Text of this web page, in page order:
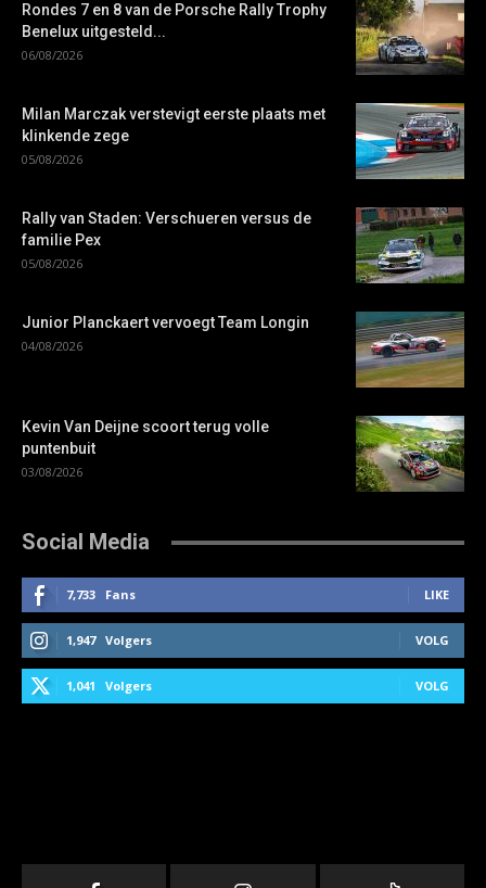
Rondes 7 en 8 van de Porsche Rally Trophy
Benelux uitgesteld...
06/08/2026
Milan Marczak verstevigt eerste plaats met
klinkende zege
05/08/2026
Rally van Staden: Verschueren versus de
familie Pex
05/08/2026
Junior Planckaert vervoegt Team Longin
04/08/2026
Kevin Van Deijne scoort terug volle
puntenbuit
03/08/2026
Social Media
7,733 Fans LIKE
1,947 Volgers VOLG
1,041 Volgers VOLG